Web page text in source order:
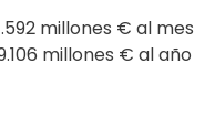
millones € al mes
millones € al año